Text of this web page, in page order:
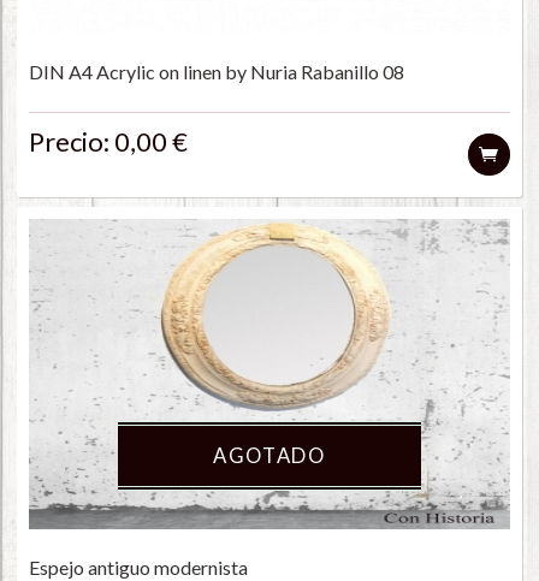
DIN A4 Acrylic on linen by Nuria Rabanillo 08
Precio: 0,00 €
AGOTADO
Espejo antiguo modernista